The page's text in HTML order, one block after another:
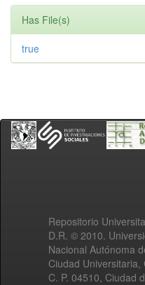
Has File(s)
true
Repositorio
D.R. © 2010.
Nacional Autónoma
Ciudad Universitaria,
C. P. 04510, Ciudad